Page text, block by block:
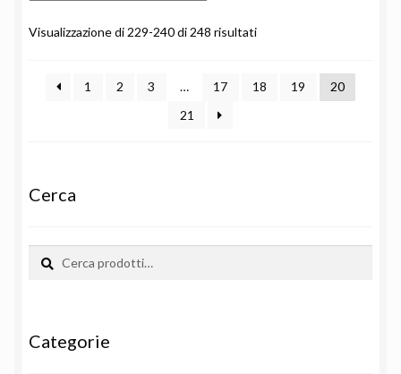
Visualizzazione di 229-240 di 248 risultatiOrdina
al
1 2 3 … 17 18 19
20
21
Cerca
Cerca:
Cerca
Categorie